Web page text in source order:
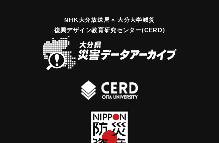
NHK大分放送局 × 大分大学減災
復興デザイン教育研究センター(CERD)